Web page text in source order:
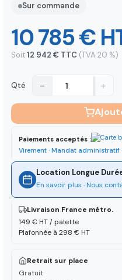
Sur commande
10 785 €
Soit12 942 € TTC (TVA 20 %)
Qté − +
Paiements acceptés :
Virement · Mandat administratif
Location Longue
En savoir plus · Nous
Livraison France métro.
149 € HT / palette
Plafonnée à 298 € HT
Retrait sur place
Gratuit